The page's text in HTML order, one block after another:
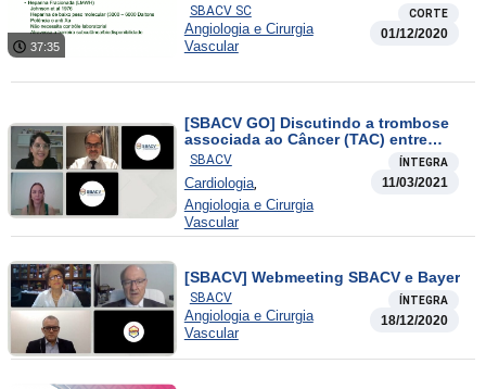
37:35
SBACV SC CORTE
Angiologia e Cirurgia
Vascular
01/12/2020
[SBACV GO] Discutindo a trombose
associada ao Câncer (TAC) entre
especialistas
SBACV ÍNTEGRA
Cardiologia,
Angiologia e Cirurgia
Vascular
11/03/2021
[SBACV] Webmeeting SBACV e Bayer
SBACV ÍNTEGRA
Angiologia e Cirurgia
Vascular
18/12/2020